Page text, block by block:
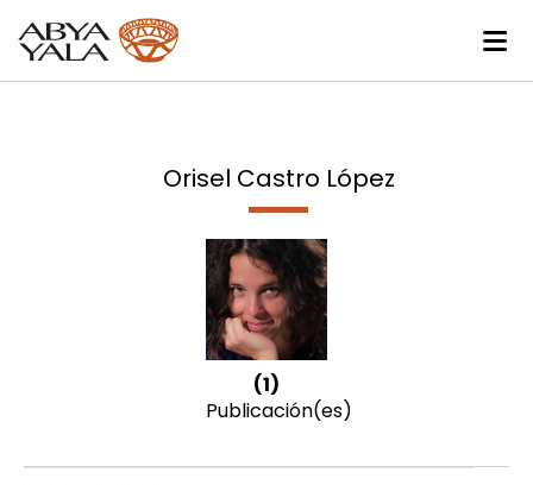
Orisel Castro López
(1)
Publicación(es)